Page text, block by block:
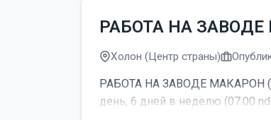
РАБОТА НА
Холон (Центр страны)
РАБОТА НА ЗАВОДЕ МАКАРОН
день, 6 дней в неделю (07:00